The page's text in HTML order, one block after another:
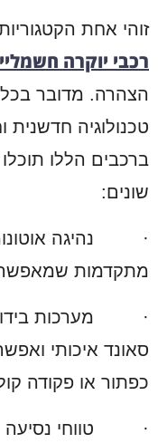
זוהי אחת
רכבי יוקרה
הצהרה. מדובר
טכנולוגיה חדשנית
ברכבים הללו
שונים:
·
נהיגה
מתקדמות
·
מערכות
סאונד איכותי
כפתור או פקודה
·
טווחי